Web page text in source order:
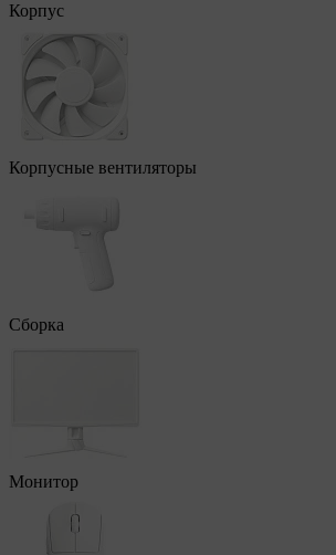
Корпус
Корпусные вентиляторы
Сборка
Монитор